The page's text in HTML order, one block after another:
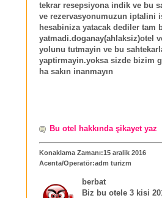
tekrar resepsiyona indik ve bu
ve rezervasyonumuzun iptalini
hesabiniza yatacak dediler
yatmadi.doganay(ahlaksiz)otel
yolunu tutmayin ve bu
yaptirmayin.yoksa sizde bizim
ha sakın inanmayın
Bu otel hakkında şikayet yaz
Konaklama Zamanı:15 aralik 2016
Acenta/Operatör:adm turizm
berbat
Biz bu otele 3 kisi